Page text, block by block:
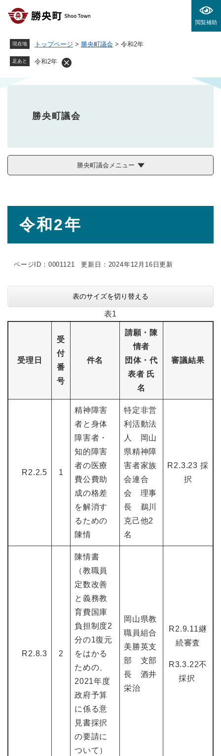
閲覧補助
現在地 トップページ > 勝央町議会 > 令和2年
足あと 令和2年
勝央町議会
勝央町議会メニュー
令和2年
ページID：0001121 更新日：2024年12月16日更新
表のサイズを切り替える
表1
受理日
受
付
番
号
件名
請願・陳
情者
団体・代
表者 氏
名
審議結果
R2.2.5 1
精神障害
者と身体
障害者・
知的障害
者の医療
費公費助
成の格差
を解消す
るための
陳情
特定非営
利活動法
人 岡山
県精神障
害者家族
会連合
会 理事
長 鵜川
克己他2
名
R2.3.23 採
択
R2.8.3 2
陳情書
（教職員
定数改善
と義務教
育費国庫
負担制度2
分の1復元
をはかる
ための、
2021年度
政府予算
に係る意
見書採択
の要請に
ついて）
岡山県教
職員組合
美勝英支
部 支部
長 酒井
栄治
R2.9.11継
続審査
R3.3.22不
採択